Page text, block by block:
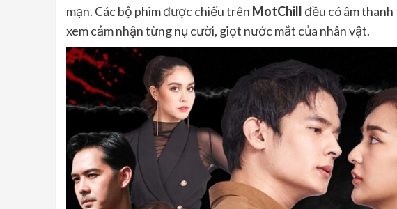
mạn. Các bộ phim được chiếu trên MotChill đều có âm
xem cảm nhận từng nụ cười, giọt nước mắt của nhân vật.